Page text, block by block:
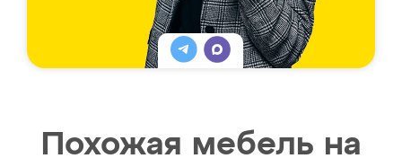
Похожая мебель на